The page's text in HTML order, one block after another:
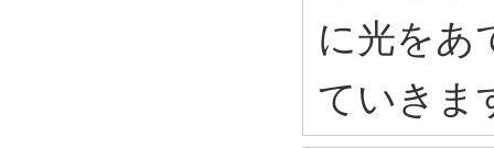
に光をあ
ていきま